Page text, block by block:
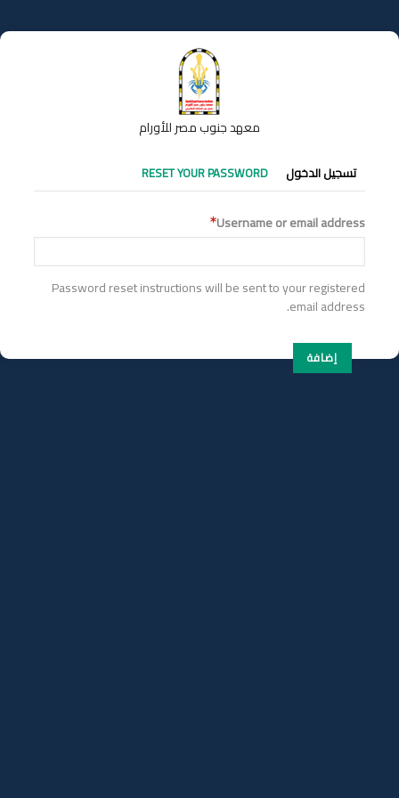
إلى
المحتوى
معهد جنوب مصر للأورام
التبويبات
الأساسية
تسجيل الدخول RESET YOUR PASSWORD
Username or email address
Password reset instructions will be sent to your registered
email address.